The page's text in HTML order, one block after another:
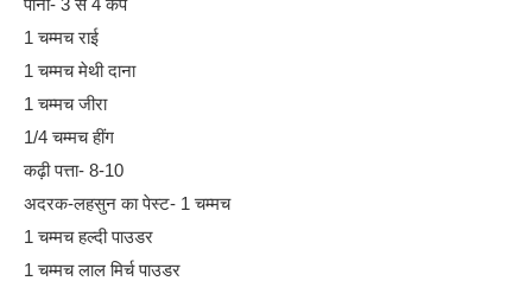
1 चम्मच राई
1 चम्मच मेथी दाना
1 चम्मच जीरा
1/4 चम्मच हींग
कढ़ी पत्ता- 8-10
अदरक-लहसुन का पेस्ट- 1 चम्मच
1 चम्मच हल्दी पाउडर
1 चम्मच लाल मिर्च पाउडर